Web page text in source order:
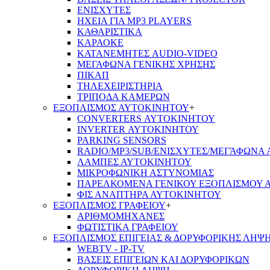
ΕΝΙΣΧΥΤΕΣ
ΗΧΕΙΑ ΓΙΑ MP3 PLAYERS
ΚΑΘΑΡΙΣΤΙΚΑ
ΚΑΡΑΟΚΕ
ΚΑΤΑΝΕΜΗΤΕΣ AUDIO-VIDEO
ΜΕΓΑΦΩΝΑ ΓΕΝΙΚΗΣ ΧΡΗΣΗΣ
ΠΙΚΑΠ
ΤΗΛΕΧΕΙΡΙΣΤΗΡΙΑ
ΤΡΙΠΟΔΑ ΚΑΜΕΡΩΝ
ΕΞΟΠΛΙΣΜΟΣ ΑΥΤΟΚΙΝΗΤΟΥ+
CONVERTERS ΑΥΤΟΚΙΝΗΤΟΥ
INVERTER ΑΥΤΟΚΙΝΗΤΟΥ
PARKING SENSORS
RADIO/MP3/SUB/ΕΝΙΣΧΥΤΕΣ/
ΛΑΜΠΕΣ ΑΥΤΟΚΙΝΗΤΟΥ
ΜΙΚΡΟΦΩΝΙΚΗ ΑΣΤΥΝΟΜΙΑΣ
ΠΑΡΕΛΚΟΜΕΝΑ ΓΕΝΙΚΟΥ ΕΞΟΠΛΙΣΜΟΥ
ΦΙΣ ΑΝΑΠΤΗΡΑ ΑΥΤΟΚΙΝΗΤΟΥ
ΕΞΟΠΛΙΣΜΟΣ ΓΡΑΦΕΙΟΥ+
ΑΡΙΘΜΟΜΗΧΑΝΕΣ
ΦΩΤΙΣΤΙΚΑ ΓΡΑΦΕΙΟΥ
ΕΞΟΠΛΙΣΜΟΣ ΕΠΙΓΕΙΑΣ & ΔΟΡΥΦΟΡΙΚΗΣ
WEBTV - IP-TV
ΒΑΣΕΙΣ ΕΠΙΓΕΙΩΝ ΚΑΙ ΔΟΡΥΦΟΡΙΚΩΝ